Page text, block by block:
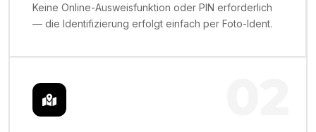
Keine Online-Ausweisfunktion oder PIN erforderlich
— die Identifizierung erfolgt einfach per Foto-Ident.